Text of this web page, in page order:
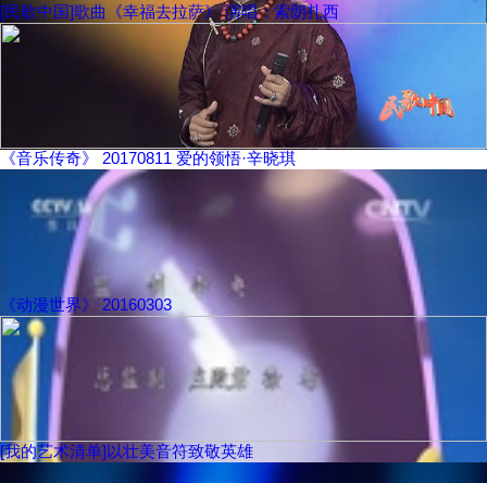
[民歌中国]歌曲《幸福去拉萨》 演唱：索朗扎西
《音乐传奇》 20170811 爱的领悟·辛晓琪
《动漫世界》 20160303
[我的艺术清单]以壮美音符致敬英雄